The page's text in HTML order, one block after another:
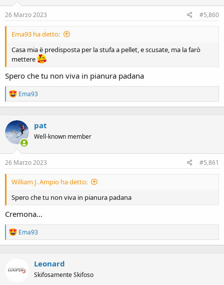
26 Marzo 2023 #5,860
Ema93 ha detto:
Casa mia è predisposta per la stufa a pellet, e scusate, ma la farò
mettere
Spero che tu non viva in pianura padana
R
e
a
t
i
o
n
:
Ema93
pat
Well-known member
26 Marzo 2023 #5,861
William J. Ampio ha detto:
Spero che tu non viva in pianura padana
Cremona...
R
e
a
i
Ema93
Leonard
Skifosamente Skifoso